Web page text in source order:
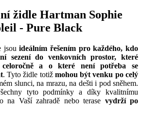
židle Hartman Sophie
- Pure Black
jsouideálním řešením pro každého, kdo
sezení do venkovních prostor, které
a o které není potřeba se
. Tyto židle totiž mohou být venku po celý
slunci, na mrazu, na dešti i pod sněhem.
tyto podmínky a díky kvalitnímu
na Vaší zahradě nebo terase vydrží po